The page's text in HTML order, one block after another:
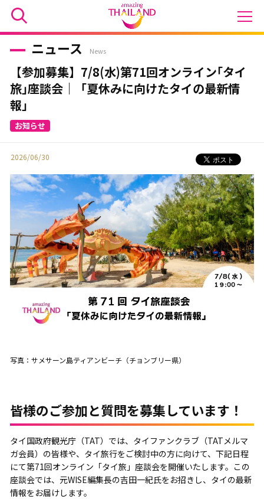
ニュース News
【参加募集】7/8(水)第71回オンライン｢タイ
旅｣座談会｜「夏休みに向けたタイの最新情
報」
2026/06/30
写真：サメサーン島ティアンビーチ（チョンブリー県）
皆様のご参加と質問を募集しています！
タイ国政府観光庁（TAT）では、タイファンクラブ（TATメルマ
ガ会員）の皆様や、タイ旅行をご検討中の方に向けて、下記日程
にて第71回オンライン「タイ旅」座談会を開催いたします。この
座談会では、元WISE編集長の吉田一紀氏をお招きし、タイの最新
情報をお届けします。